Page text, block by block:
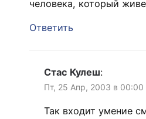
человека, который
Ответить
Стас Кулеш:
Пт, 25 Апр, 2003 в 00:00
Так входит умение